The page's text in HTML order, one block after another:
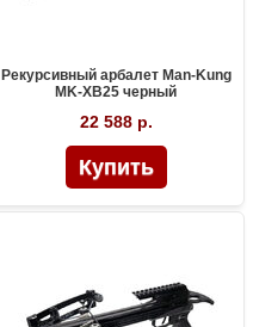
Рекурсивный арбалет Man-Kung
MK-XB25 черный
22 588 р.